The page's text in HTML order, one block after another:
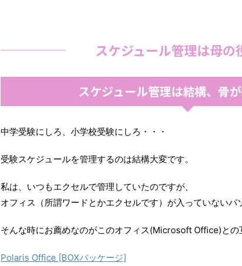
スケジュール管理は母の
スケジュール管理は結構、骨
中学受験にしろ、小学校受験にしろ・・・
受験スケジュールを管理するのは結構大変です。
私は、いつもエクセルで管理していたのですが、
オフィス（所謂ワードとかエクセルです）が入っていないパ
そんな時にお薦めなのがこのオフィス(Microsoft Office)との
Polaris Office [BOXパッケージ]